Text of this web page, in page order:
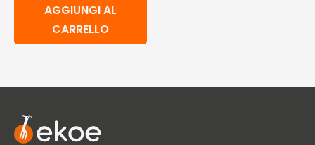
AGGIUNGI AL
CARRELLO